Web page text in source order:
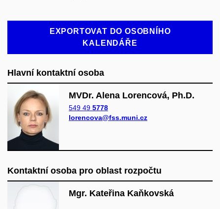
EXPORTOVAT DO OSOBNÍHO
KALENDÁŘE
Hlavní kontaktní osoba
MVDr. Alena Lorencová, Ph.D.
549 49 5778
lorencova@fss.muni.cz
Kontaktní osoba pro oblast rozpočtu
Mgr. Kateřina Kaňkovská